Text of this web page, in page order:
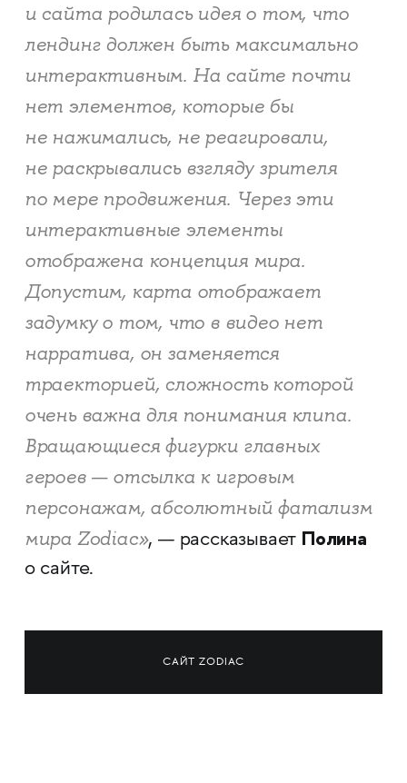
и сайта родилась идея о том, что
лендинг должен быть максимально
интерактивным. На сайте почти
нет элементов, которые бы
не нажимались, не реагировали,
не раскрывались взгляду зрителя
по мере продвижения. Через эти
интерактивные элементы
отображена концепция мира.
Допустим, карта отображает
задумку о том, что в видео нет
нарратива, он заменяется
траекторией, сложность которой
очень важна для понимания клипа.
Вращающиеся фигурки главных
героев — отсылка к игровым
персонажам, абсолютный фатализм
мира Zodiac», — рассказывает Полина
о сайте.
САЙТ ZODIAC